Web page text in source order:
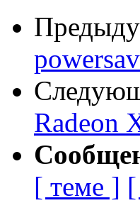
Radeon
[ теме ]